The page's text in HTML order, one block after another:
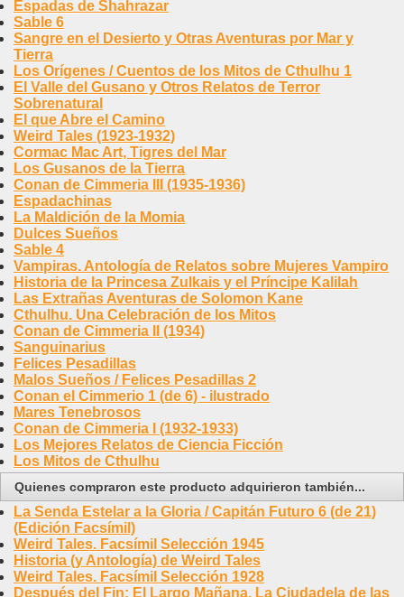
Espadas de Shahrazar
Sable 6
Sangre en el Desierto y Otras Aventuras por Mar y
Tierra
Los Orígenes / Cuentos de los Mitos de Cthulhu 1
El Valle del Gusano y Otros Relatos de Terror
Sobrenatural
El que Abre el Camino
Weird Tales (1923-1932)
Cormac Mac Art, Tigres del Mar
Los Gusanos de la Tierra
Conan de Cimmeria III (1935-1936)
Espadachinas
La Maldición de la Momia
Dulces Sueños
Sable 4
Vampiras. Antología de Relatos sobre Mujeres Vampiro
Historia de la Princesa Zulkais y el Príncipe Kalilah
Las Extrañas Aventuras de Solomon Kane
Cthulhu. Una Celebración de los Mitos
Conan de Cimmeria II (1934)
Sanguinarius
Felices Pesadillas
Malos Sueños / Felices Pesadillas 2
Conan el Cimmerio 1 (de 6) - ilustrado
Mares Tenebrosos
Conan de Cimmeria I (1932-1933)
Los Mejores Relatos de Ciencia Ficción
Los Mitos de Cthulhu
Quienes compraron este producto adquirieron también...
La Senda Estelar a la Gloria / Capitán Futuro 6 (de 21)
(Edición Facsímil)
Weird Tales. Facsímil Selección 1945
Historia (y Antología) de Weird Tales
Weird Tales. Facsímil Selección 1928
Después del Fin: El Largo Mañana. La Ciudadela de las